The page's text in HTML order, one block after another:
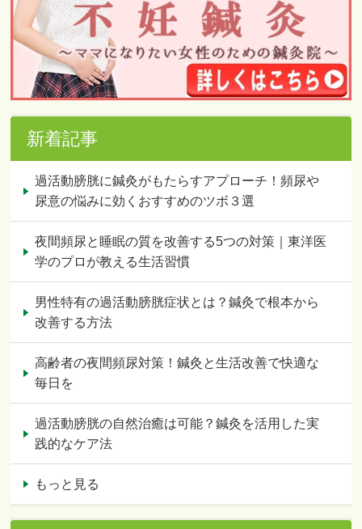
新着記事
過活動膀胱に鍼灸がもたらすアプローチ！頻尿や
尿意の悩みに効くおすすめのツボ３選
夜間頻尿と睡眠の質を改善する5つの対策｜東洋医
学のプロが教える生活習慣
男性特有の過活動膀胱症状とは？鍼灸で根本から
改善する方法
高齢者の夜間頻尿対策！鍼灸と生活改善で快適な
毎日を
過活動膀胱の自然治癒は可能？鍼灸を活用した実
践的なケア法
もっと見る